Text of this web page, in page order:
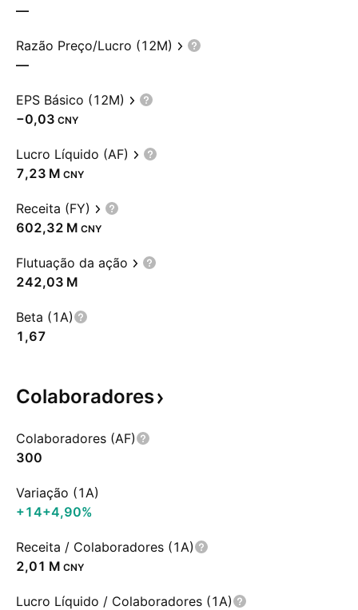
—
Razão Preço/Lucro (12M)
—
EPS Básico (12M)
−0,03 CNY
Lucro Líquido (AF)
‪7,23 M‬ CNY
Receita (FY)
‪602,32 M‬ CNY
Flutuação da ação
‪242,03 M‬
Beta (1A)
1,67
Colaboradores
Colaboradores (AF)
300
Variação (1A)
+14+4,90%
Receita / Colaboradores (1A)
‪2,01 M‬ CNY
Lucro Líquido / Colaboradores (1A)